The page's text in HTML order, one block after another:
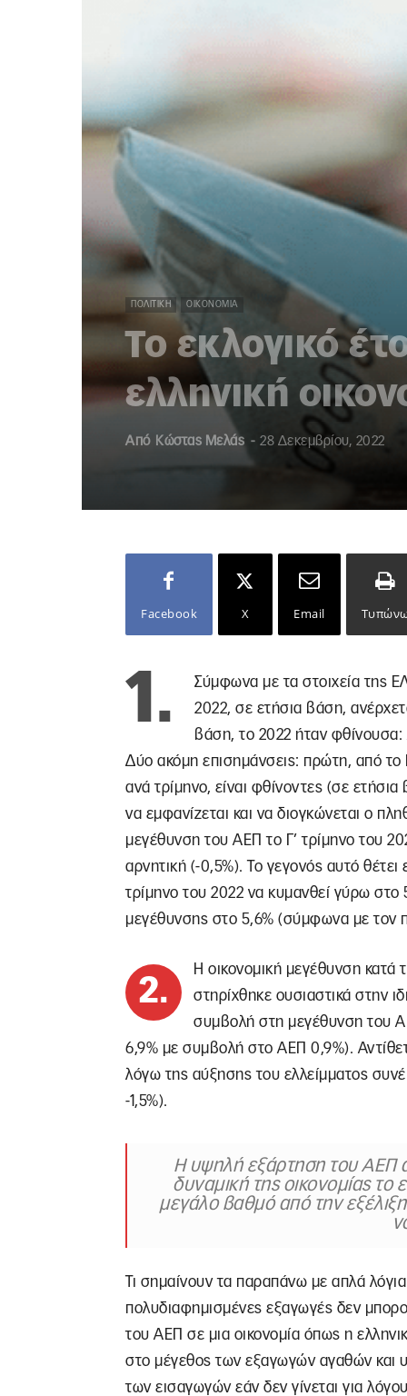
ΠΟΛΙΤΙΚΉ ΟΙΚΟΝΟΜΊΑ
Το εκλογικό
ελληνική
Από Κώστας Μελάς - 28 Δεκεμβρίου, 2022
Facebook X Email
1.
Σύμφωνα με τα στοιχεία της
2022, σε ετήσια βάση,
βάση, το 2022 ήταν φθίνουσα:
Δύο ακόμη επισημάνσεις: πρώτη, από το
ανά τρίμηνο, είναι φθίνοντες (σε
να εμφανίζεται και να διογκώνεται ο
μεγέθυνση του ΑΕΠ το Γ’ τρίμηνο του
αρνητική (-0,5%). Το γεγονός αυτό θέτει
τρίμηνο του 2022 να κυμανθεί γύρω στο
μεγέθυνσης στο 5,6% (σύμφωνα με τον
2.
Η οικονομική μεγέθυνση κατά
στηρίχθηκε ουσιαστικά στην
συμβολή στη μεγέθυνση του
6,9% με συμβολή στο ΑΕΠ 0,9%).
λόγω της αύξησης του ελλείμματος
-1,5%).
Η υψηλή εξάρτηση του ΑΕΠ
δυναμική της οικονομίας το
μεγάλο βαθμό από την
Τι σημαίνουν τα παραπάνω με απλά
πολυδιαφημισμένες εξαγωγές δεν
του ΑΕΠ σε μια οικονομία όπως η
στο μέγεθος των εξαγωγών αγαθών και
των εισαγωγών εάν δεν γίνεται για